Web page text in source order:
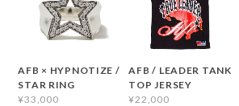
AFB × HYPNOTIZE /
STAR RING
¥33,000
AFB / LEADER TANK
TOP JERSEY
¥22,000